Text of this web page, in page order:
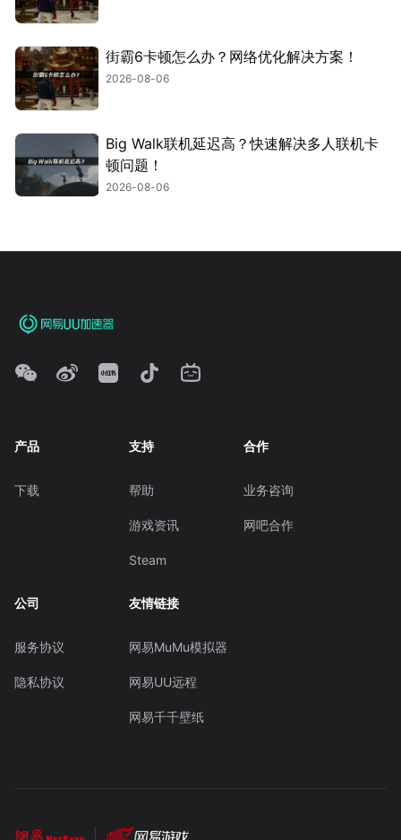
街霸6卡顿怎么办？网络优化解决方案！
2026-08-06
Big Walk联机延迟高？快速解决多人联机卡
顿问题！
2026-08-06
产品
下载
支持
帮助
游戏资讯
Steam
合作
业务咨询
网吧合作
公司
服务协议
隐私协议
友情链接
网易MuMu模拟器
网易UU远程
网易千千壁纸